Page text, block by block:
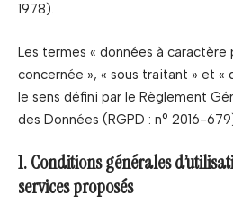
1978).
Les termes « données à caractère
concernée », « sous traitant » et «
le sens défini par le Règlement
des Données (RGPD : n° 2016-
1. Conditions générales
services proposés